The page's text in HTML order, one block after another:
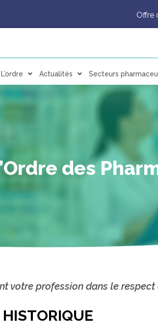
Offre
L’ordre Actualités Secteurs
des
votre profession dans le
HISTORIQUE